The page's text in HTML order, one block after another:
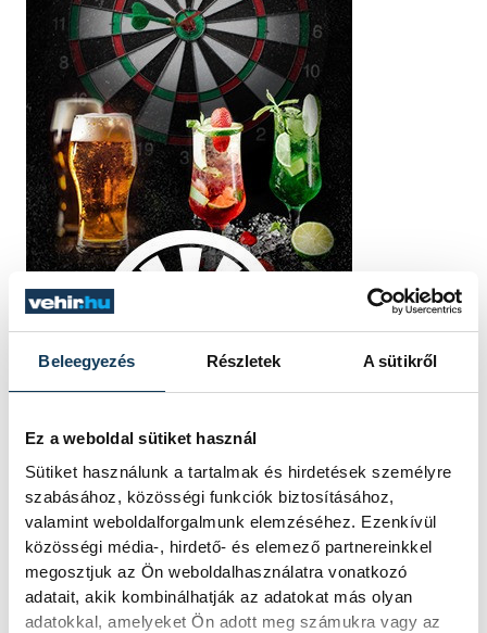
Beleegyezés Részletek A sütikről
Ez a weboldal sütiket használ
Sütiket használunk a tartalmak és hirdetések személyre
szabásához, közösségi funkciók biztosításához,
valamint weboldalforgalmunk elemzéséhez. Ezenkívül
közösségi média-, hirdető- és elemező partnereinkkel
megosztjuk az Ön weboldalhasználatra vonatkozó
adatait, akik kombinálhatják az adatokat más olyan
adatokkal, amelyeket Ön adott meg számukra vagy az
TOVÁBBI CIKKEK
KÉK FÉNY
Tűz van a